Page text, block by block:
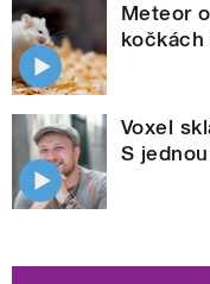
Meteor
kočkách
Voxel
S